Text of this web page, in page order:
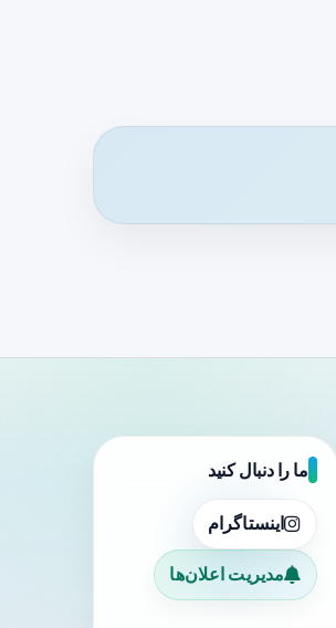
ما را دنبال کنید
اینستاگرام
مدیریت اعلان‌ها